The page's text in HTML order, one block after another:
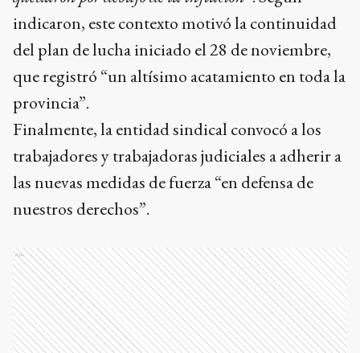
indicaron, este contexto motivó la continuidad
del plan de lucha iniciado el 28 de noviembre,
que registró “un altísimo acatamiento en toda la
provincia”.
Finalmente, la entidad sindical convocó a los
trabajadores y trabajadoras judiciales a adherir a
las nuevas medidas de fuerza “en defensa de
nuestros derechos”.
Ads